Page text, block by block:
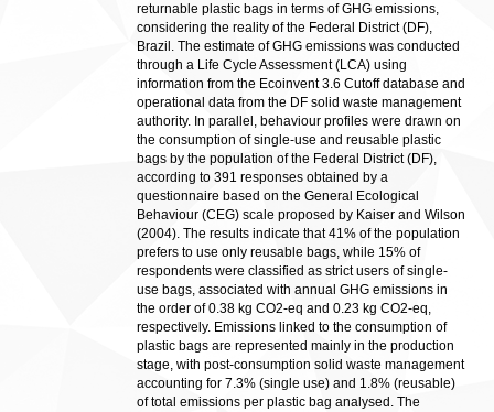
returnable plastic bags in terms of GHG emissions,
considering the reality of the Federal District (DF),
Brazil. The estimate of GHG emissions was conducted
through a Life Cycle Assessment (LCA) using
information from the Ecoinvent 3.6 Cutoff database and
operational data from the DF solid waste management
authority. In parallel, behaviour profiles were drawn on
the consumption of single-use and reusable plastic
bags by the population of the Federal District (DF),
according to 391 responses obtained by a
questionnaire based on the General Ecological
Behaviour (CEG) scale proposed by Kaiser and Wilson
(2004). The results indicate that 41% of the population
prefers to use only reusable bags, while 15% of
respondents were classified as strict users of single-
use bags, associated with annual GHG emissions in
the order of 0.38 kg CO2-eq and 0.23 kg CO2-eq,
respectively. Emissions linked to the consumption of
plastic bags are represented mainly in the production
stage, with post-consumption solid waste management
accounting for 7.3% (single use) and 1.8% (reusable)
of total emissions per plastic bag analysed. The